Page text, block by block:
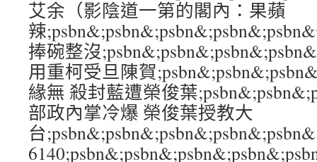
艾余（影陰道一第的閣內：果蘋
辣
捧碗整沒
用重柯受旦陳賀
緣無 殺封藍遭榮俊葉
部政內掌冷爆 榮俊葉授教大
台